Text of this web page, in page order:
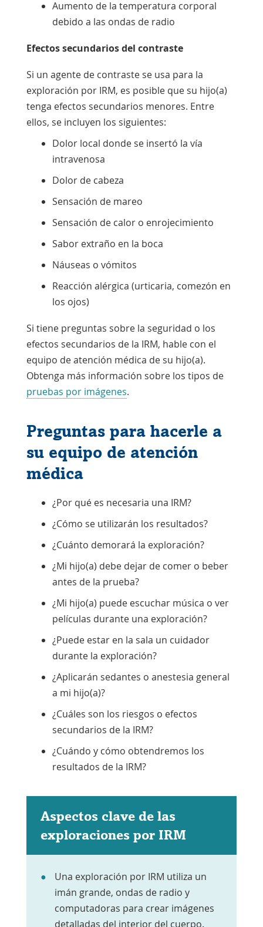
Aumento de la temperatura corporal
debido a las ondas de radio
Efectos secundarios del contraste
Si un agente de contraste se usa para la
exploración por IRM, es posible que su hijo(a)
tenga efectos secundarios menores. Entre
ellos, se incluyen los siguientes:
Dolor local donde se insertó la vía
intravenosa
Dolor de cabeza
Sensación de mareo
Sensación de calor o enrojecimiento
Sabor extraño en la boca
Náuseas o vómitos
Reacción alérgica (urticaria, comezón en
los ojos)
Si tiene preguntas sobre la seguridad o los
efectos secundarios de la IRM, hable con el
equipo de atención médica de su hijo(a).
Obtenga más información sobre los tipos de
pruebas por imágenes.
Preguntas para hacerle a
su equipo de atención
médica
¿Por qué es necesaria una IRM?
¿Cómo se utilizarán los resultados?
¿Cuánto demorará la exploración?
¿Mi hijo(a) debe dejar de comer o beber
antes de la prueba?
¿Mi hijo(a) puede escuchar música o ver
películas durante una exploración?
¿Puede estar en la sala un cuidador
durante la exploración?
¿Aplicarán sedantes o anestesia general
a mi hijo(a)?
¿Cuáles son los riesgos o efectos
secundarios de la IRM?
¿Cuándo y cómo obtendremos los
resultados de la IRM?
Aspectos clave de las
exploraciones por IRM
Una exploración por IRM utiliza un
imán grande, ondas de radio y
computadoras para crear imágenes
detalladas del interior del cuerpo.